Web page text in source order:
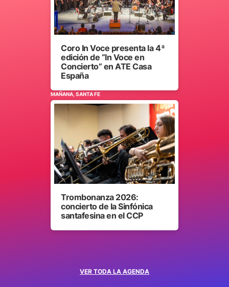
VER TODA LA AGENDA
Coro In Voce presenta la 4ª
edición de “In Voce en
Concierto” en ATE Casa
España
MAÑANA, SANTA FE
Trombonanza 2026:
concierto de la Sinfónica
santafesina en el CCP